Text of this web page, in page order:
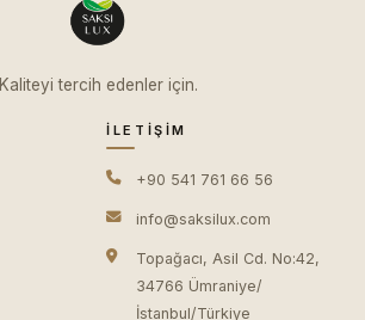
Kaliteyi tercih edenler için.
İLETIŞIM
+90 541 761 66 56
info@saksilux.com
Topağacı, Asil Cd. No:42,
34766 Ümraniye/
İstanbul/Türkiye